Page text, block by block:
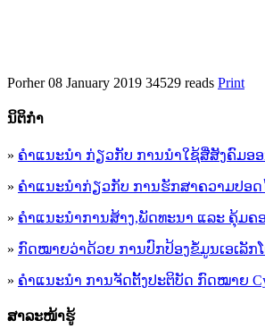
Porher08 January 2019 34529 reads Print
ນິ​ຕິ​ກໍາ
» ຄໍາແນະນໍາ ກ່ຽວກັບ ການນໍາໃຊ້ສື່ສັງຄົມອ
» ຄຳແນະນຳກ່ຽວກັບ ການຮັກສາຄວາມປອດ
» ຄຳແນະນຳການສ້າງ,ພັດທະນາ ແລະ ຄຸ້ມຄ
» ກົດໝາຍວ່າດ້ວຍ ການປົກປ້ອງຂໍ້ມູນເອເລັກ
» ຄຳແນະນຳ ການຈັດຕັ້ງປະຕິບັດ ກົດໝາຍ
ສາລະໜ້າຮູ້